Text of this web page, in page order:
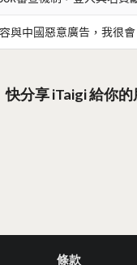
與中國惡意廣告，我很
快分享 iTaigi 給你的
條款